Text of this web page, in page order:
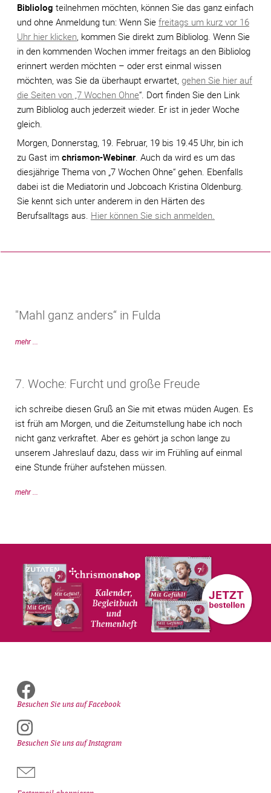
Bibliolog teilnehmen möchten, können Sie das ganz einfach
und ohne Anmeldung tun: Wenn Sie freitags um kurz vor 16
Uhr hier klicken , kommen Sie direkt zum Bibliolog. Wenn Sie
in den kommenden Wochen immer freitags an den Bibliolog
erinnert werden möchten – oder erst einmal wissen
möchten, was Sie da überhaupt erwartet, gehen Sie hier auf
die Seiten von „7 Wochen Ohne“. Dort finden Sie den Link
zum Bibliolog auch jederzeit wieder. Er ist in jeder Woche
gleich.
Morgen, Donnerstag, 19. Februar, 19 bis 19.45 Uhr, bin ich
zu Gast im chrismon-Webinar. Auch da wird es um das
diesjährige Thema von „7 Wochen Ohne“ gehen. Ebenfalls
dabei ist die Mediatorin und Jobcoach Kristina Oldenburg.
Sie kennt sich unter anderem in den Härten des
Berufsalltags aus. Hier können Sie sich anmelden.
"Mahl ganz anders“ in Fulda
mehr ...
7. Woche: Furcht und große Freude
ich schreibe diesen Gruß an Sie mit etwas müden Augen. Es
ist früh am Morgen, und die Zeitumstellung habe ich noch
nicht ganz verkraftet. Aber es gehört ja schon lange zu
unserem Jahreslauf dazu, dass wir im Frühling auf einmal
eine Stunde früher aufstehen müssen.
mehr ...
Besuchen Sie uns auf Facebook
Besuchen Sie uns auf Instagram